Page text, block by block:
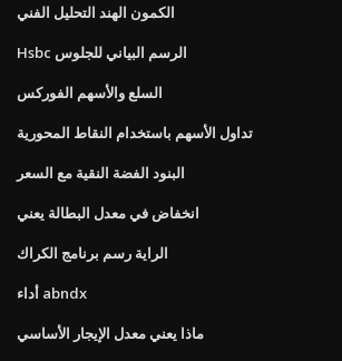
الكمون الهند التحليل الفني
Hsbc الرسم البياني للجلوس
السلع والأسهم الفوركس
تداول الأسهم باستخدام النقاط المحورية
البنود الفضة النقية مع السعر
انخفاض في معدل البطالة يعني
الراية رسم برنامج الكراك
أداء abndx
ماذا يعني معدل الإيجار الأساسي